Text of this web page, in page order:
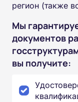
регион (также
Мы
документов
вы получите: